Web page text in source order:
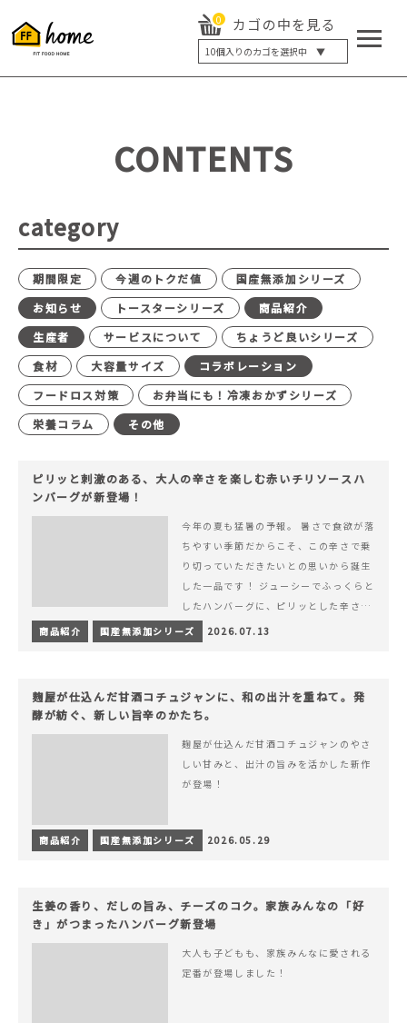
0 カゴの中を見る
10個入りのカゴを選択中 ▼
5個入り
20個入り
最大12%OFF
CONTENTS
category
期間限定 今週のトクだ値
国産無添加シリーズ
お知らせ
トースターシリーズ
商品紹介
生産者
サービスについて
ちょうど良いシリーズ
食材
大容量サイズ
コラボレーション
フードロス対策
お弁当にも！冷凍おかずシリーズ
栄養コラム
その他
ピリッと刺激のある、大人の辛さを楽しむ赤いチリソースハ
ンバーグが新登場！
今年の夏も猛暑の予報。 暑さで食欲が落
ちやすい季節だからこそ、この辛さで乗
り切っていただきたいとの思いから誕生
した一品です！ ジューシーでふっくらと
したハンバーグに、ピリッとした辛さと
コク深い旨みが楽しめる特製チリソース
&hellip; 続きを読む ピリッと刺激のあ
商品紹介 国産無添加シリーズ 2026.07.13
麹屋が仕込んだ甘酒コチュジャンに、和の出汁を重ねて。発
酵が紡ぐ、新しい旨辛のかたち。
麹屋が仕込んだ甘酒コチュジャンのやさ
しい甘みと、出汁の旨みを活かした新作
が登場！
商品紹介 国産無添加シリーズ 2026.05.29
生姜の香り、だしの旨み、チーズのコク。家族みんなの「好
き」がつまったハンバーグ新登場
大人も子どもも、家族みんなに愛される
定番が登場しました！